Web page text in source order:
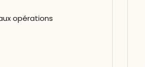
opérations